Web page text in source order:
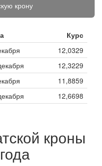
крону
Курс
12,0329
12,3229
11,8859
12,6698
кроны